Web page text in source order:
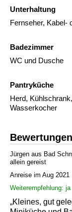
Unterhaltung
Fernseher, Kabel-
Badezimmer
WC und Dusche
Pantryküche
Herd,
Wasserkocher
Bewertungen
Jürgen aus Bad
allein gereist
Anreise im Aug 2021
Weiterempfehlung: ja
„Kleines, gut